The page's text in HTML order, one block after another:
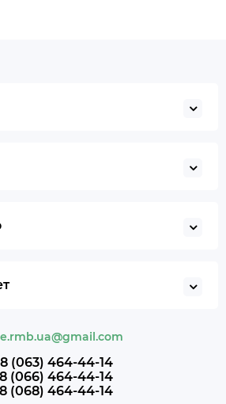
(063) 464-44-14
(066) 464-44-14
(068) 464-44-14